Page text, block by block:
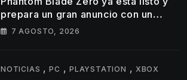
prepara un gran anuncio con un
tráiler de 11 minutos
7 AGOSTO, 2026
NOTICIAS ,PC ,PLAYSTATION , XBOX